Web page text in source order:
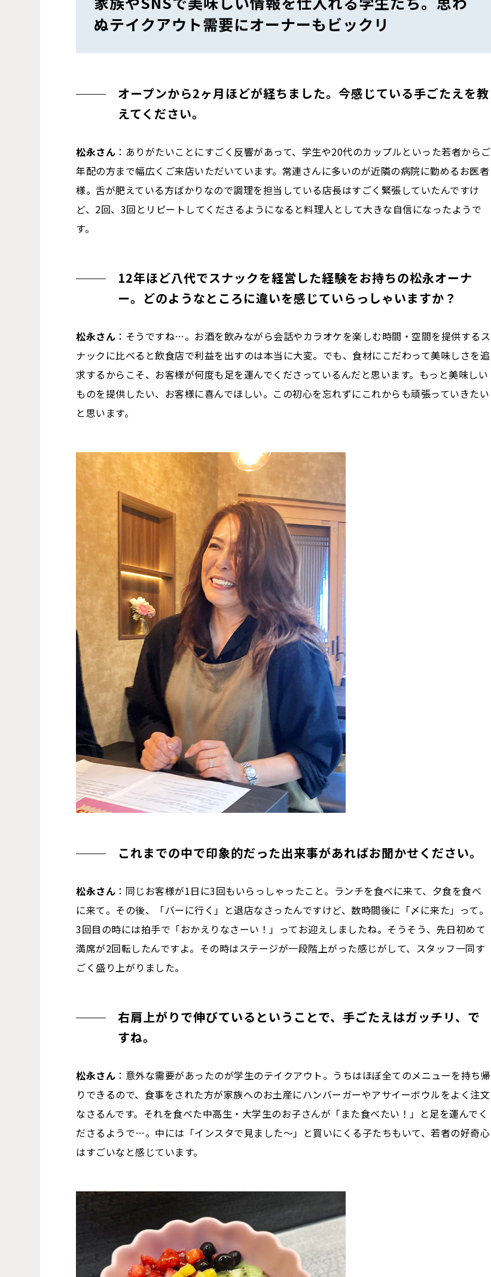
ぬテイクアウト需要にオーナーもビックリ
オープンから2ヶ月ほどが経ちました。今感じている手ごたえを教
えてください。
松永さん ：ありがたいことにすごく反響があって、学生や20代のカップルといった若者からご
年配の方まで幅広くご来店いただいています。常連さんに多いのが近隣の病院に勤めるお医者
様。舌が肥えている方ばかりなので調理を担当している店長はすごく緊張していたんですけ
ど、2回、3回とリピートしてくださるようになると料理人として大きな自信になったようで
す。
12年ほど八代でスナックを経営した経験をお持ちの松永オーナ
ー。どのようなところに違いを感じていらっしゃいますか？
松永さん ：そうですね…。お酒を飲みながら会話やカラオケを楽しむ時間・空間を提供するス
ナックに比べると飲食店で利益を出すのは本当に大変。でも、食材にこだわって美味しさを追
求するからこそ、お客様が何度も足を運んでくださっているんだと思います。もっと美味しい
ものを提供したい、お客様に喜んでほしい。この初心を忘れずにこれからも頑張っていきたい
と思います。
これまでの中で印象的だった出来事があればお聞かせください。
松永さん ：同じお客様が1日に3回もいらっしゃったこと。ランチを食べに来て、夕食を食べ
に来て。その後、「バーに行く」と退店なさったんですけど、数時間後に「〆に来た」って。
3回目の時には拍手で「おかえりなさーい！」ってお迎えしましたね。そうそう、先日初めて
満席が2回転したんですよ。その時はステージが一段階上がった感じがして、スタッフ一同す
ごく盛り上がりました。
右肩上がりで伸びているということで、手ごたえはガッチリ、で
すね。
松永さん ：意外な需要があったのが学生のテイクアウト。うちはほぼ全てのメニューを持ち帰
りできるので、食事をされた方が家族へのお土産にハンバーガーやアサイーボウルをよく注文
なさるんです。それを食べた中高生・大学生のお子さんが「また食べたい！」と足を運んでく
ださるようで…。中には「インスタで見ました～」と買いにくる子たちもいて、若者の好奇心
はすごいなと感じています。